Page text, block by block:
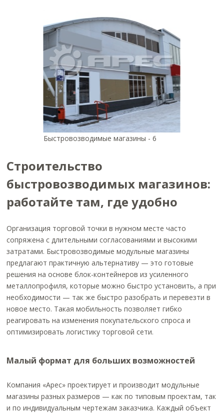
Быстровозводимые магазины - 6
Строительство
быстровозводимых магазинов:
работайте там, где удобно
Организация торговой точки в нужном месте часто
сопряжена с длительными согласованиями и высокими
затратами. Быстровозводимые модульные магазины
предлагают практичную альтернативу — это готовые
решения на основе блок-контейнеров из усиленного
металлопрофиля, которые можно быстро установить, а при
необходимости — так же быстро разобрать и перевезти в
новое место. Такая мобильность позволяет гибко
реагировать на изменения покупательского спроса и
оптимизировать логистику торговой сети.
Малый формат для больших возможностей
Компания «Арес» проектирует и производит модульные
магазины разных размеров — как по типовым проектам, так
и по индивидуальным чертежам заказчика. Каждый объект